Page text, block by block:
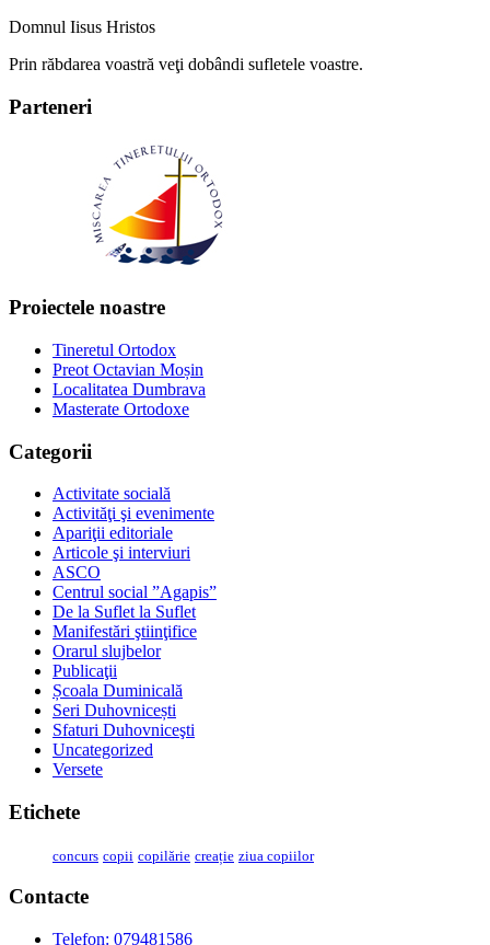
Domnul Iisus Hristos
Prin răbdarea voastră veţi dobândi sufletele voastre.
Parteneri
Proiectele noastre
Tineretul Ortodox
Preot Octavian Moșin
Localitatea Dumbrava
Masterate Ortodoxe
Categorii
Activitate socială
Activităţi şi evenimente
Apariţii editoriale
Articole şi interviuri
ASCO
Centrul social ”Agapis”
De la Suflet la Suflet
Manifestări ştiinţifice
Orarul slujbelor
Publicaţii
Școala Duminicală
Seri Duhovnicești
Sfaturi Duhovniceşti
Uncategorized
Versete
Etichete
concurs copii copilărie creație ziua copiilor
Contacte
Telefon: 079481586